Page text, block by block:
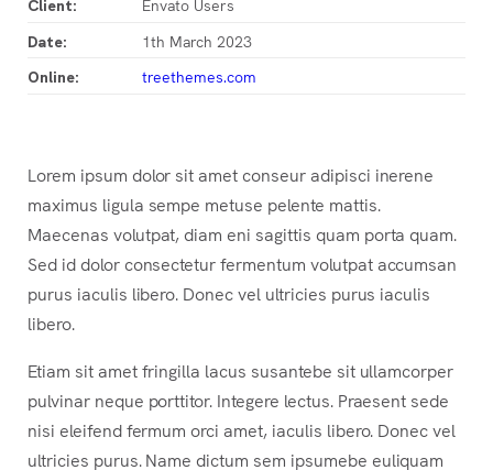
Client: Envato Users
Date: 1th March 2023
Online: treethemes.com
Lorem ipsum dolor sit amet conseur adipisci inerene
maximus ligula sempe metuse pelente mattis.
Maecenas volutpat, diam eni sagittis quam porta quam.
Sed id dolor consectetur fermentum volutpat accumsan
purus iaculis libero. Donec vel ultricies purus iaculis
libero.
Etiam sit amet fringilla lacus susantebe sit ullamcorper
pulvinar neque porttitor. Integere lectus. Praesent sede
nisi eleifend fermum orci amet, iaculis libero. Donec vel
ultricies purus. Name dictum sem ipsumebe euliquam